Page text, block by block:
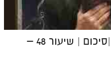
הדף היומי בתע"ס חלק ז' |סיכום | שיעור 48 –